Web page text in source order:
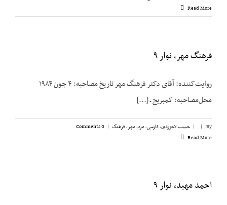
Read More
فرهنگ مهر، نوار ۹
روایت‌کننده: آقای دکتر فرهنگ مهر تاریخ مصاحبه: ۴ جون ۱۹۸۴
محل‌مصاحبه: کمبریج ـ [...]
By
|
| حبیب لاجوردی,فارسی,مرد,مهر، فرهنگ |
0 Comments
Read More
احمد مهبد، نوار ۹